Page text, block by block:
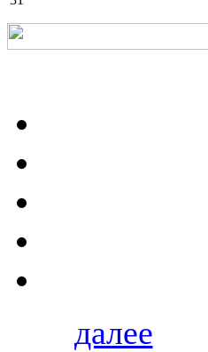
далее